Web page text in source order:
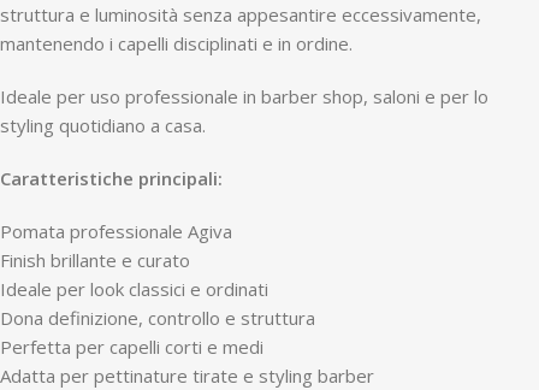
struttura e luminosità senza appesantire eccessivamente,
mantenendo i capelli disciplinati e in ordine.
Ideale per uso professionale in barber shop, saloni e per lo
styling quotidiano a casa.
Caratteristiche principali:
Pomata professionale Agiva
Finish brillante e curato
Ideale per look classici e ordinati
Dona definizione, controllo e struttura
Perfetta per capelli corti e medi
Adatta per pettinature tirate e styling barber